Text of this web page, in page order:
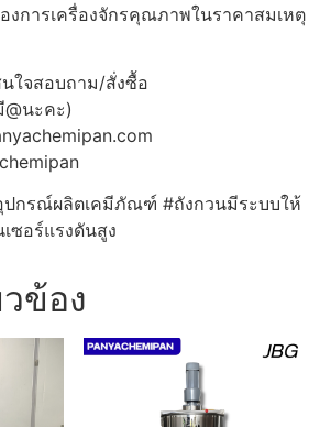
งการเครื่องจักรคุณภาพในราคาสมเหตุ
ใจสอบถาม/สั่งซื้อ
นะคะ)
ปกรณ์ผลิตเคมีภัณฑ์ #ถังกวนมีระบบให้
ซอร์แรงดันสูง
ข้อง